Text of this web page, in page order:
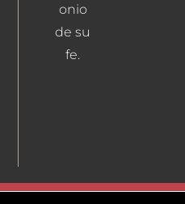
onio
de su
fe.